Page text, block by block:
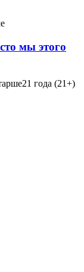
мы этого
21 года (21+)